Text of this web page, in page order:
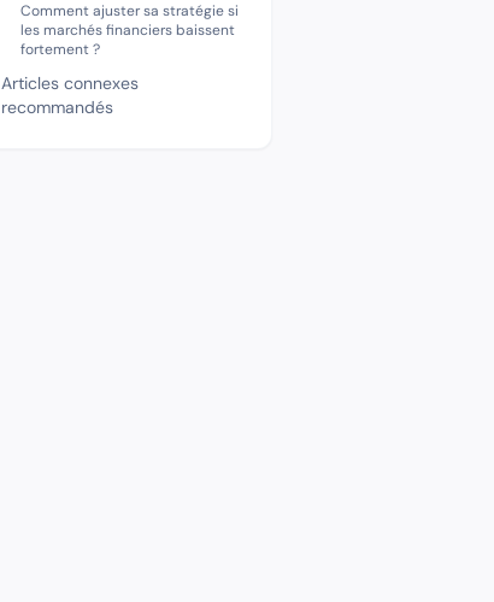
Comment ajuster sa stratégie si
les marchés financiers baissent
fortement ?
Articles connexes
recommandés